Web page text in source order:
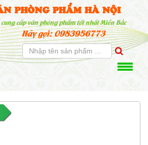
PHÒNG PHẨM HÀ NỘI
cung cấp văn phòng phẩm tốt nhất Miền Bắc
Hãy gọi: 0983956773